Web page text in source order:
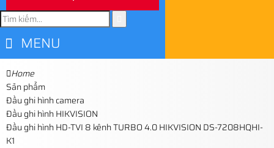
MENU
Home
Sản phẩm
Đầu ghi hình camera
Đầu ghi hình HIKVISION
Đầu ghi hình HD-TVI 8 kênh TURBO 4.0 HIKVISION DS-7208HQHI-
K1